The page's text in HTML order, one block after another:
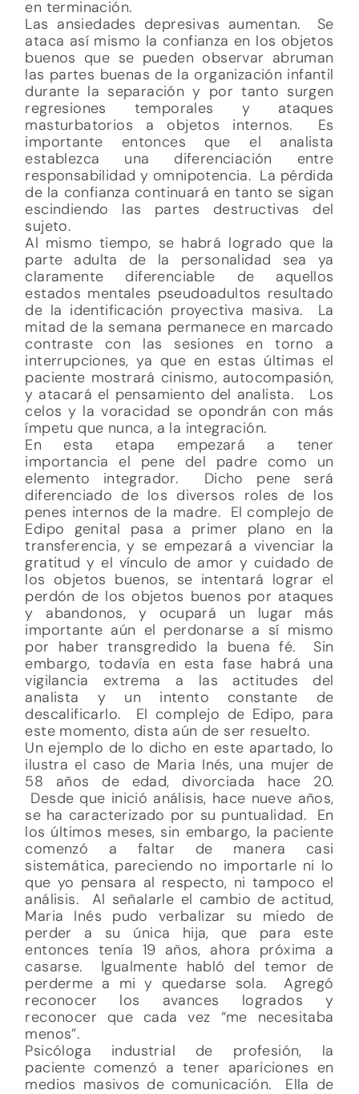
en terminación.
Las ansiedades depresivas aumentan. Se
ataca así mismo la confianza en los objetos
buenos que se pueden observar abruman
las partes buenas de la organización infantil
durante la separación y por tanto surgen
regresiones temporales y ataques
masturbatorios a objetos internos. Es
importante entonces que el analista
establezca una diferenciación entre
responsabilidad y omnipotencia. La pérdida
de la confianza continuará en tanto se sigan
escindiendo las partes destructivas del
sujeto.
Al mismo tiempo, se habrá logrado que la
parte adulta de la personalidad sea ya
claramente diferenciable de aquellos
estados mentales pseudoadultos resultado
de la identificación proyectiva masiva. La
mitad de la semana permanece en marcado
contraste con las sesiones en torno a
interrupciones, ya que en estas últimas el
paciente mostrará cinismo, autocompasión,
y atacará el pensamiento del analista. Los
celos y la voracidad se opondrán con más
ímpetu que nunca, a la integración.
En esta etapa empezará a tener
importancia el pene del padre como un
elemento integrador. Dicho pene será
diferenciado de los diversos roles de los
penes internos de la madre. El complejo de
Edipo genital pasa a primer plano en la
transferencia, y se empezará a vivenciar la
gratitud y el vínculo de amor y cuidado de
los objetos buenos, se intentará lograr el
perdón de los objetos buenos por ataques
y abandonos, y ocupará un lugar más
importante aún el perdonarse a sí mismo
por haber transgredido la buena fé. Sin
embargo, todavía en esta fase habrá una
vigilancia extrema a las actitudes del
analista y un intento constante de
descalificarlo. El complejo de Edipo, para
este momento, dista aún de ser resuelto.
Un ejemplo de lo dicho en este apartado, lo
ilustra el caso de Maria Inés, una mujer de
58 años de edad, divorciada hace 20.
Desde que inició análisis, hace nueve años,
se ha caracterizado por su puntualidad. En
los últimos meses, sin embargo, la paciente
comenzó a faltar de manera casi
sistemática, pareciendo no importarle ni lo
que yo pensara al respecto, ni tampoco el
análisis. Al señalarle el cambio de actitud,
Maria Inés pudo verbalizar su miedo de
perder a su única hija, que para este
entonces tenía 19 años, ahora próxima a
casarse. Igualmente habló del temor de
perderme a mi y quedarse sola. Agregó
reconocer los avances logrados y
reconocer que cada vez “me necesitaba
menos”.
Psicóloga industrial de profesión, la
paciente comenzó a tener apariciones en
medios masivos de comunicación. Ella de